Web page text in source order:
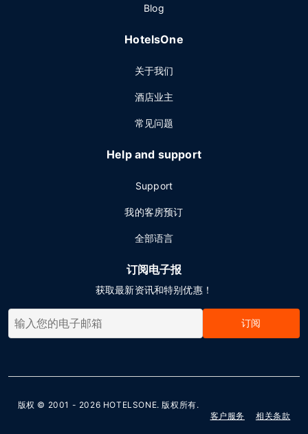
Blog
HotelsOne
关于我们
酒店业主
常见问题
Help and support
Support
我的客房预订
全部语言
订阅电子报
获取最新资讯和特别优惠！
订阅
版权 © 2001 - 2026 HOTELSONE. 版权所有.
客户服务
相关条款